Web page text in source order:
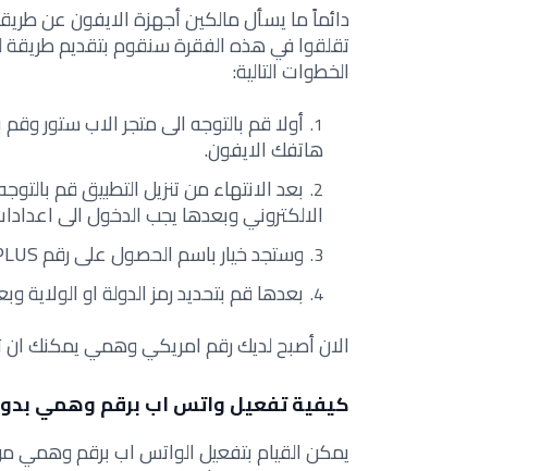
دائماً ما يسأل مالكين أجهزة الايفون عن
تقلقوا في هذه الفقرة سنقوم بتقديم
الخطوات التالية:
أولا قم بالتوجه الى متجر الاب ستور
هاتفك الايفون.
بعد الانتهاء من تنزيل التطبيق قم
الالكتروني وبعدها يجب الدخول الى
وستجد خيار باسم الحصول على رقم TEXT PLUS مجاني.
بعدها قم بتحديد رمز الدولة او
الان أصبح لديك رقم امريكي وهمي يمكنك
كيفية تفعيل واتس اب برقم وهمي
يمكن القيام بتفعيل الواتس اب برقم